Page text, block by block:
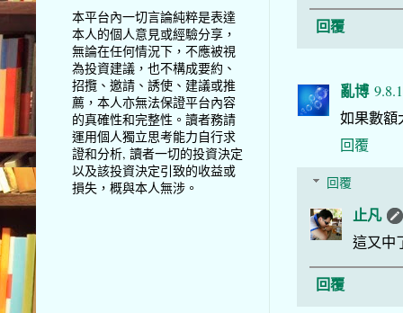
回覆
亂博
如果數額
回覆
回覆
止凡
這又中
回覆
本平台內一切言論純粹是表達
本人的個人意見或經驗分享，
無論在任何情況下，不應被視
為投資建議，也不構成要約、
招攬、邀請、誘使、建議或推
薦，本人亦無法保證平台內容
的真確性和完整性。讀者務請
運用個人獨立思考能力自行求
證和分析, 讀者一切的投資決定
以及該投資決定引致的收益或
損失，概與本人無涉。